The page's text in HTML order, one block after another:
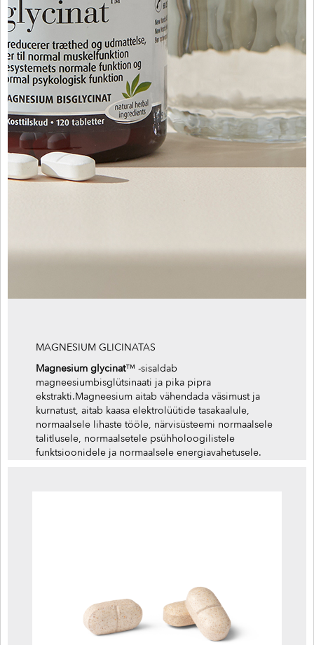
MAGNESIUM GLICINATAS
Magnesium glycinat™ -sisaldab
magneesiumbisglütsinaati ja pika pipra
ekstrakti.Magneesium aitab vähendada väsimust ja
kurnatust, aitab kaasa elektrolüütide tasakaalule,
normaalsele lihaste tööle, närvisüsteemi normaalsele
talitlusele, normaalsetele psühholoogilistele
funktsioonidele ja normaalsele energiavahetusele.